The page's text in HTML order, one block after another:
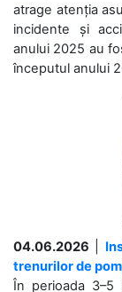
atrage atenția
incidente și
anului 2025 au
începutul anului
04.06.2026
trenurilor de
În perioada 3–5